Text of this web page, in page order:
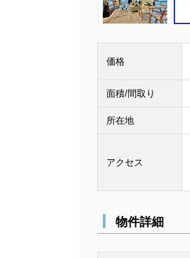
価格
面積/間取り
所在地
アクセス
物件詳細